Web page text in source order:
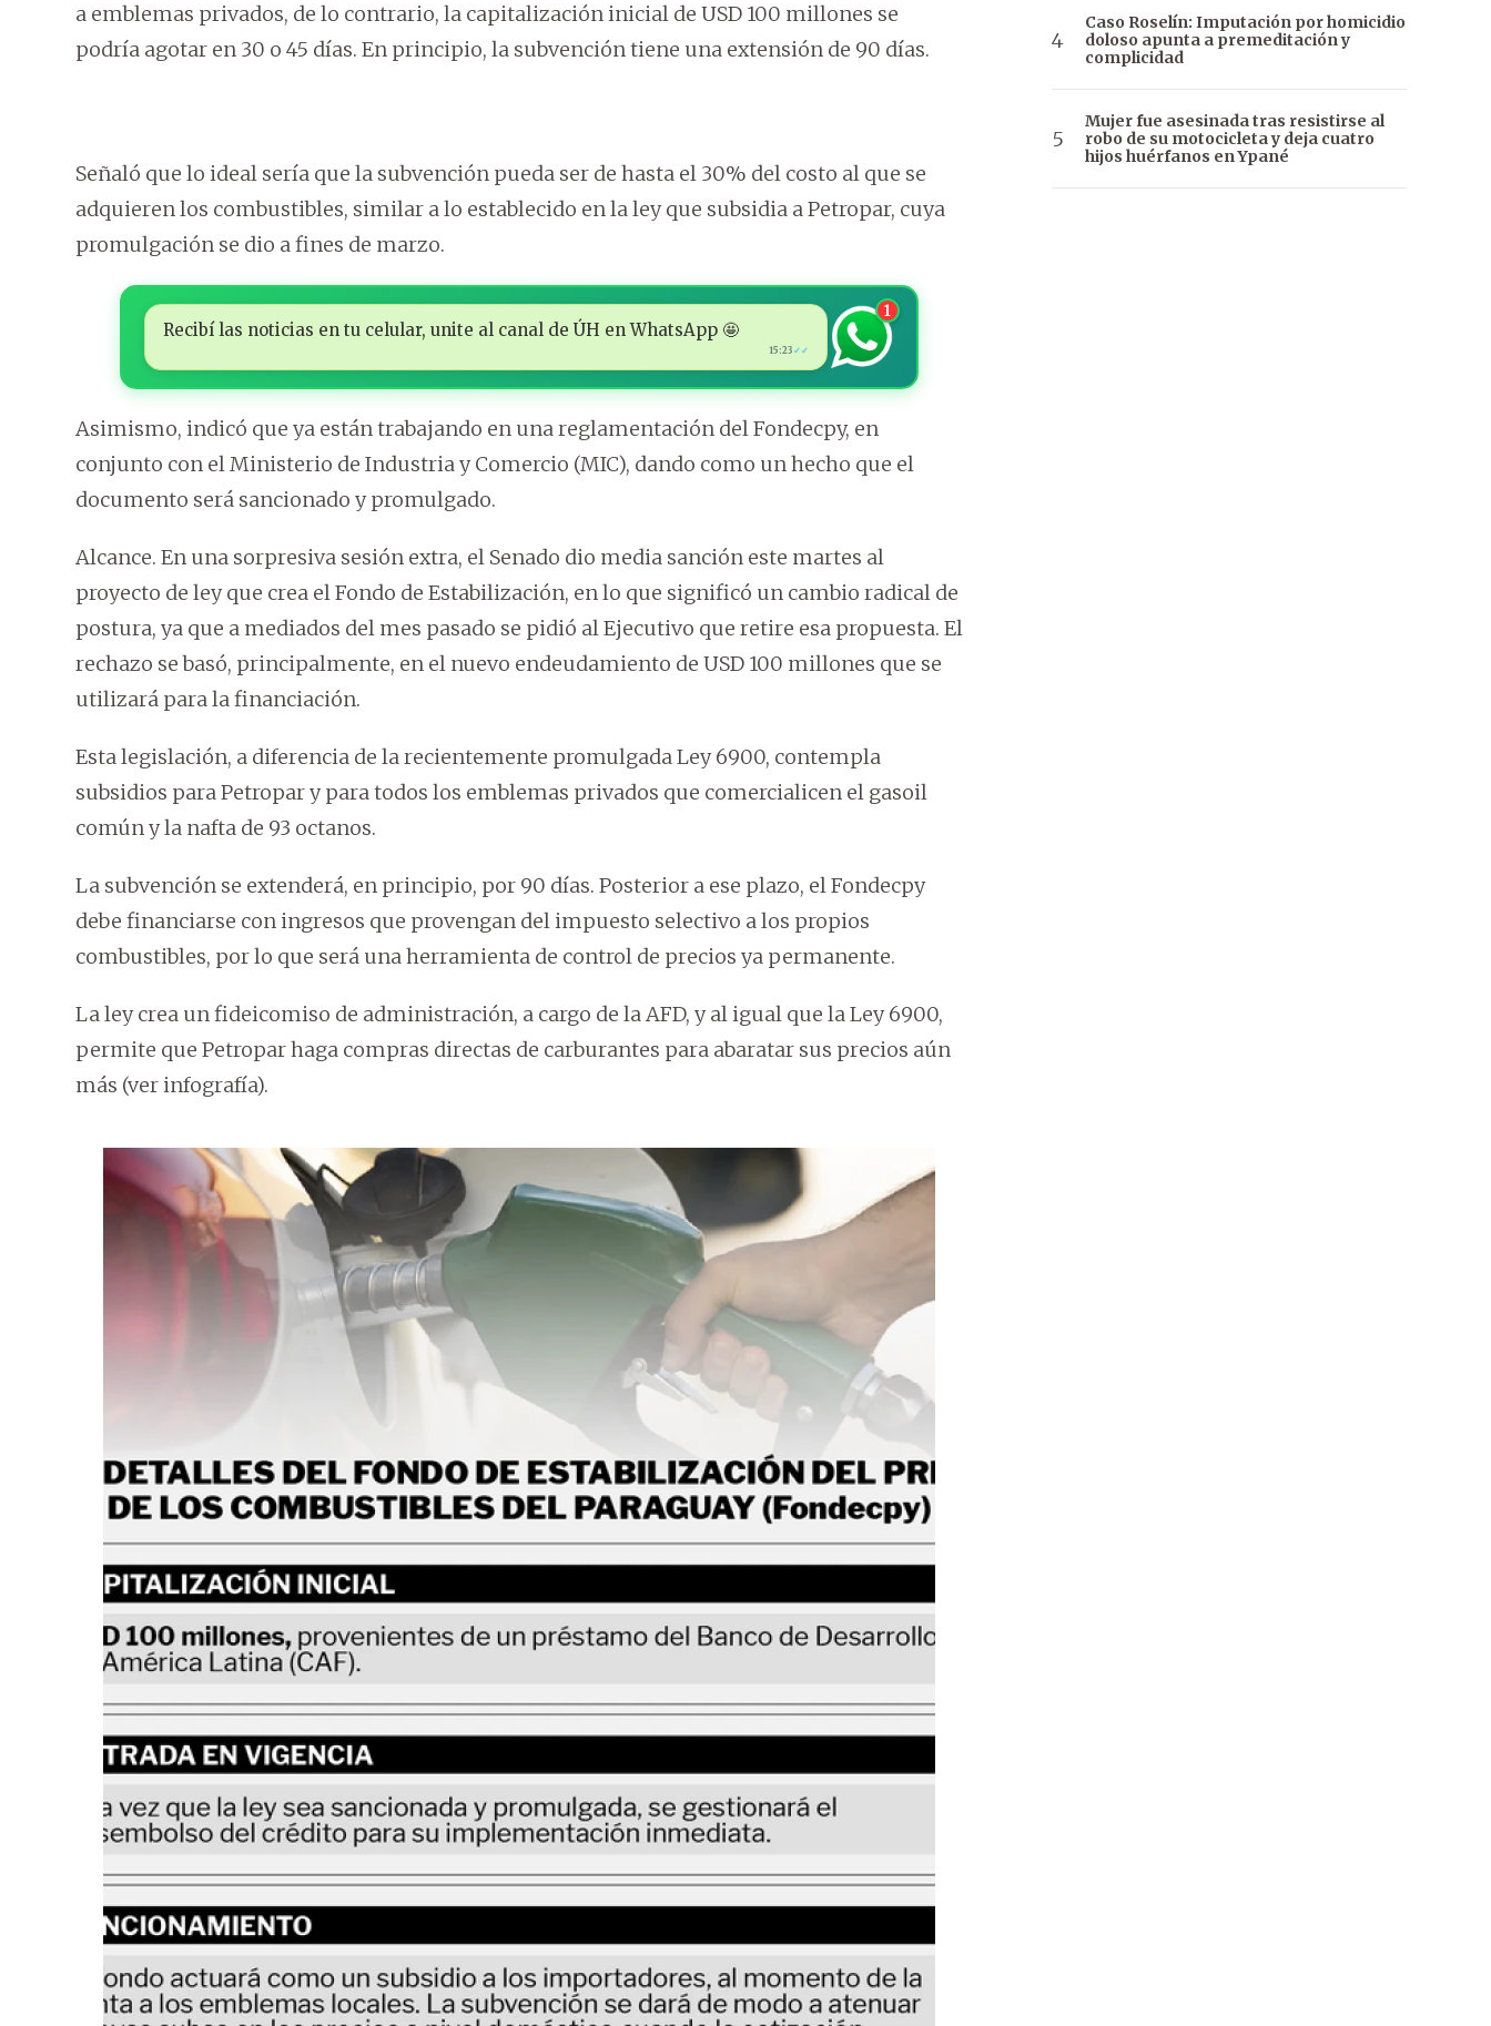
a emblemas privados, de lo contrario, la capitalización inicial de USD 100 millones se
podría agotar en 30 o 45 días. En principio, la subvención tiene una extensión de 90 días.
Señaló que lo ideal sería que la subvención pueda ser de hasta el 30% del costo al que se
adquieren los combustibles, similar a lo establecido en la ley que subsidia a Petropar, cuya
promulgación se dio a fines de marzo.
Recibí las noticias en tu celular, unite al canal de ÚH en WhatsApp 🤩
15:23 ✓✓
1
Asimismo, indicó que ya están trabajando en una reglamentación del Fondecpy, en
conjunto con el Ministerio de Industria y Comercio (MIC), dando como un hecho que el
documento será sancionado y promulgado.
Alcance. En una sorpresiva sesión extra, el Senado dio media sanción este martes al
proyecto de ley que crea el Fondo de Estabilización, en lo que significó un cambio radical de
postura, ya que a mediados del mes pasado se pidió al Ejecutivo que retire esa propuesta. El
rechazo se basó, principalmente, en el nuevo endeudamiento de USD 100 millones que se
utilizará para la financiación.
Esta legislación, a diferencia de la recientemente promulgada Ley 6900, contempla
subsidios para Petropar y para todos los emblemas privados que comercialicen el gasoil
común y la nafta de 93 octanos.
La subvención se extenderá, en principio, por 90 días. Posterior a ese plazo, el Fondecpy
debe financiarse con ingresos que provengan del impuesto selectivo a los propios
combustibles, por lo que será una herramienta de control de precios ya permanente.
La ley crea un fideicomiso de administración, a cargo de la AFD, y al igual que la Ley 6900,
permite que Petropar haga compras directas de carburantes para abaratar sus precios aún
más (ver infografía).
Caso Roselín: Imputación por homicidio
doloso apunta a premeditación y
complicidad
Mujer fue asesinada tras resistirse al
robo de su motocicleta y deja cuatro
hijos huérfanos en Ypané